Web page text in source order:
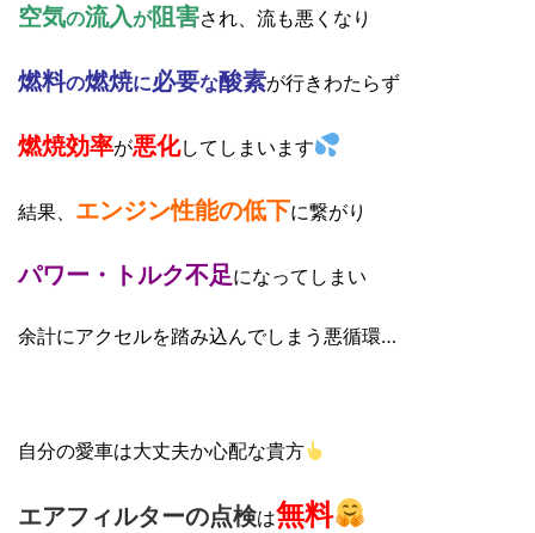
空気の流入が阻害され、流も悪くなり
燃料の燃焼に必要な酸素が行きわたらず
燃焼効率が悪化してしまいます
結果、 エンジン性能の低下に繋がり
パワー・トルク不足になってしまい
余計にアクセルを踏み込んでしまう悪循環…
自分の愛車は大丈夫か心配な貴方
エアフィルターの点検は無料